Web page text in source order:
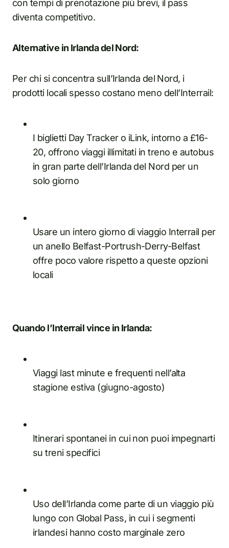
con tempi di prenotazione più brevi, il pass
diventa competitivo.
Alternative in Irlanda del Nord:
Per chi si concentra sull’Irlanda del Nord, i
prodotti locali spesso costano meno dell’Interrail:
I biglietti Day Tracker o iLink, intorno a £16-
20, offrono viaggi illimitati in treno e autobus
in gran parte dell’Irlanda del Nord per un
solo giorno
Usare un intero giorno di viaggio Interrail per
un anello Belfast-Portrush-Derry-Belfast
offre poco valore rispetto a queste opzioni
locali
Quando l’Interrail vince in Irlanda:
Viaggi last minute e frequenti nell’alta
stagione estiva (giugno-agosto)
Itinerari spontanei in cui non puoi impegnarti
su treni specifici
Uso dell’Irlanda come parte di un viaggio più
lungo con Global Pass, in cui i segmenti
irlandesi hanno costo marginale zero